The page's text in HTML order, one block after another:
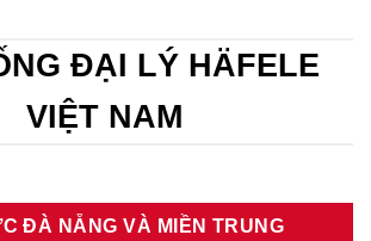
ĐẠI LÝ HÄFELE
VIỆT NAM
ĐÀ NẴNG VÀ MIỀN TRUNG